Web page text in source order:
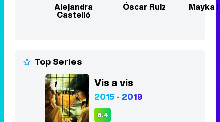
Alejandra
Castelló
Óscar Ruiz Mayka
Top Series
1 Vis a vis
2015 - 2019
8,4